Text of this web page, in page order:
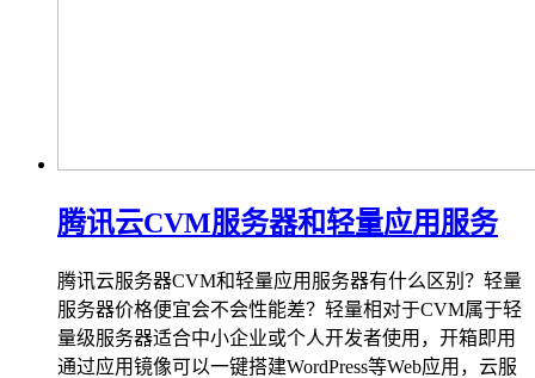
腾讯云CVM服务器和轻量应用服务
腾讯云服务器CVM和轻量应用服务器有什么区别？轻量
服务器价格便宜会不会性能差？轻量相对于CVM属于轻
量级服务器适合中小企业或个人开发者使用，开箱即用
通过应用镜像可以一键搭建WordPress等Web应用，云服